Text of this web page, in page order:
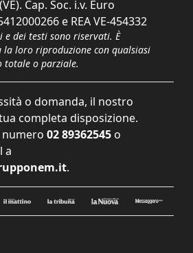
Cap. Soc. i.v. Euro
e REA VE-454332
dei testi sono riservati. È
la loro riproduzione con qualsiasi
totale o parziale.
o domanda, il nostro
completa disposizione.
02 89362545 o
a
.